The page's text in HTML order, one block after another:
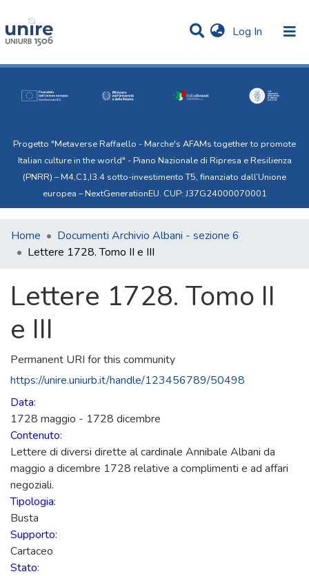
Log In (current)
Statistics
Progetto "Metaverse Raffaello - Marche's AFAMs together to promote
Italian culture in the world" - Piano Nazionale di Ripresa e Resilienza
(PNRR) – M4,C1,I3.4 sotto-investimento T5, finanziato dall’Unione
europea – NextGenerationEU. CUP: J37G24000070001
Home
Documenti Archivio Albani - sezione 6
Lettere 1728. Tomo II e III
Lettere 1728. Tomo II
e III
Permanent URI for this community
https://unire.uniurb.it/handle/123456789/50498
Data:
1728 maggio - 1728 dicembre
Contenuto:
Lettere di diversi dirette al cardinale Annibale Albani da
maggio a dicembre 1728 relative a complimenti e ad affari
negoziali.
Tipologia:
Busta
Supporto:
Cartaceo
Stato: